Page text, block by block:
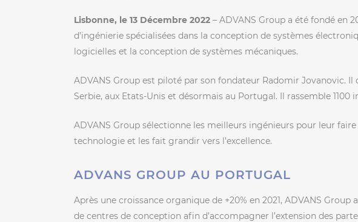
Lisbonne, le 13 Décembre 2022 – ADVANS Group a été fondé en
d’ingénierie spécialisées dans la conception de systèmes
logicielles et la conception de systèmes mécaniques.
ADVANS Group est piloté par son fondateur Radomir Jovanovic.
Serbie, aux Etats-Unis et désormais au Portugal. Il rassemble
ADVANS Group sélectionne les meilleurs ingénieurs pour leur
technologie et les fait grandir vers l’excellence.
ADVANS GROUP AU PORTUGAL
Après une croissance organique de +20% en 2021, ADVANS
de centres de conception afin d’accompagner l’extension des